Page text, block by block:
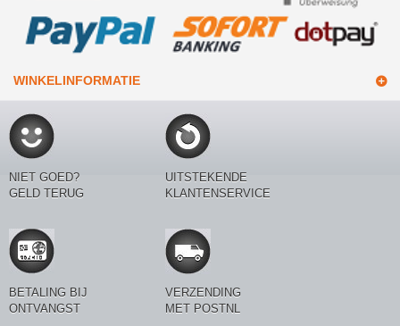
WINKELINFORMATIE
NIET GOED?
GELD TERUG
UITSTEKENDE
KLANTENSERVICE
BETALING BIJ
ONTVANGST
VERZENDING
MET POSTNL